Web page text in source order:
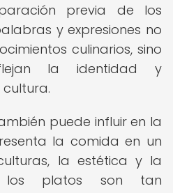
previa de los
y expresiones no
culinarios, sino
la identidad y
puede influir en la
la comida en un
la estética y la
los platos son tan